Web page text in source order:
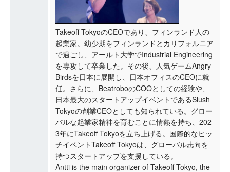
Takeoff TokyoのCEOであり、フィンランド人の
起業家。幼少期をフィンランドとカリフォルニア
で過ごし、アールト大学でIndustrial Engineering
を専攻して卒業した。その後、人気ゲームAngry
Birdsを日本に展開し、日本オフィスのCEOに就
任。さらに、BeatroboのCOOとしての経験や、
日本最大のスタートアップイベントであるSlush
Tokyoの創業CEOとしても知られている。グロー
バルな起業家精神を育むことに情熱を持ち、202
3年にTakeoff Tokyoを立ち上げる。国際的なピッ
チイベントTakeoff Tokyoは、グローバル志向を
持つスタートアップを支援している。
Antti is the main organizer of Takeoff Tokyo, the